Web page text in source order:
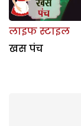
लाइफ स्टाइल
खस पंच